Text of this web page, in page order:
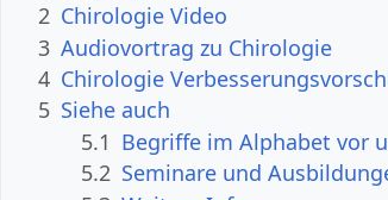
2 Chirologie Video
3 Audiovortrag zu Chirologie
4 Chirologie
5 Siehe auch
5.1 Begriffe im Alphabet vor
5.2 Seminare und